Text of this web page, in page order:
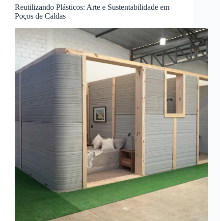
Reutilizando Plásticos: Arte e Sustentabilidade em
Poços de Caldas